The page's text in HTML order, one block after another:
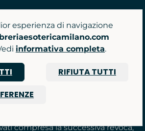
Community
novità tra uscite editoriali,
compresa la successiva revoca,
esperienza di navigazione
informativa completa.
RIFIUTA TUTTI